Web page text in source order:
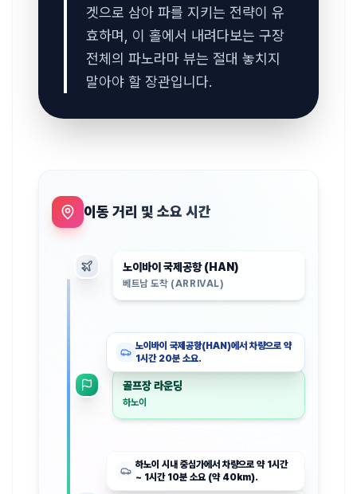
겟으로 삼아 파를 지키는 전략이 유
효하며, 이 홀에서 내려다보는 구장
전체의 파노라마 뷰는 절대 놓치지
말아야 할 장관입니다.
이동 거리 및 소요 시간
노이바이 국제공항 (HAN)
베트남 도착 (ARRIVAL)
노이바이 국제공항(HAN)에서 차량으로 약
1시간 20분 소요.
골프장 라운딩
하노이
하노이 시내 중심가에서 차량으로 약 1시간
~ 1시간 10분 소요 (약 40km).